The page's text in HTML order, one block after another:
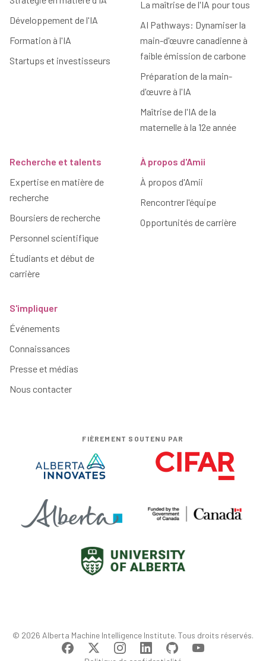
Développement de l'IA
Formation à l'IA
Startups et investisseurs
La maîtrise de l'IA pour tous
AI Pathways: Dynamiser la
main-d'œuvre canadienne à
faible émission de carbone
Préparation de la main-
d'œuvre à l'IA
Maîtrise de l'IA de la
maternelle à la 12e année
Recherche et talents
Expertise en matière de
recherche
Boursiers de recherche
Personnel scientifique
Étudiants et début de
carrière
À propos d'Amii
À propos d'Amii
Rencontrer l'équipe
Opportunités de carrière
S'impliquer
Événements
Connaissances
Presse et médias
Nous contacter
FIÈREMENT SOUTENU PAR
© 2026 Alberta Machine Intelligence Institute. Tous droits réservés.